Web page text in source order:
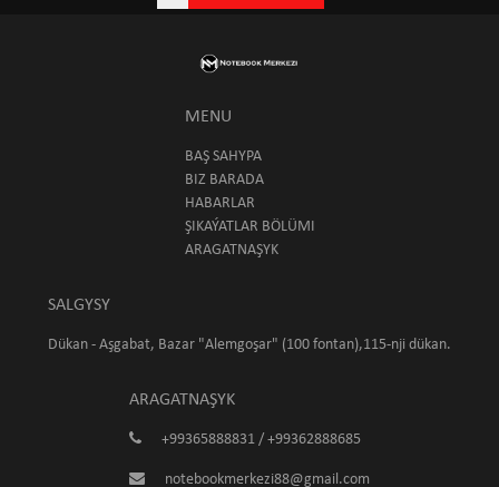
MENU
BAŞ SAHYPA
BIZ BARADA
HABARLAR
ŞIKAÝATLAR BÖLÜMI
ARAGATNAŞYK
SALGYSY
Dükan - Aşgabat, Bazar "Alemgoşar" (100 fontan),115-nji dükan.
ARAGATNAŞYK
+99365888831 / +99362888685
notebookmerkezi88@gmail.com